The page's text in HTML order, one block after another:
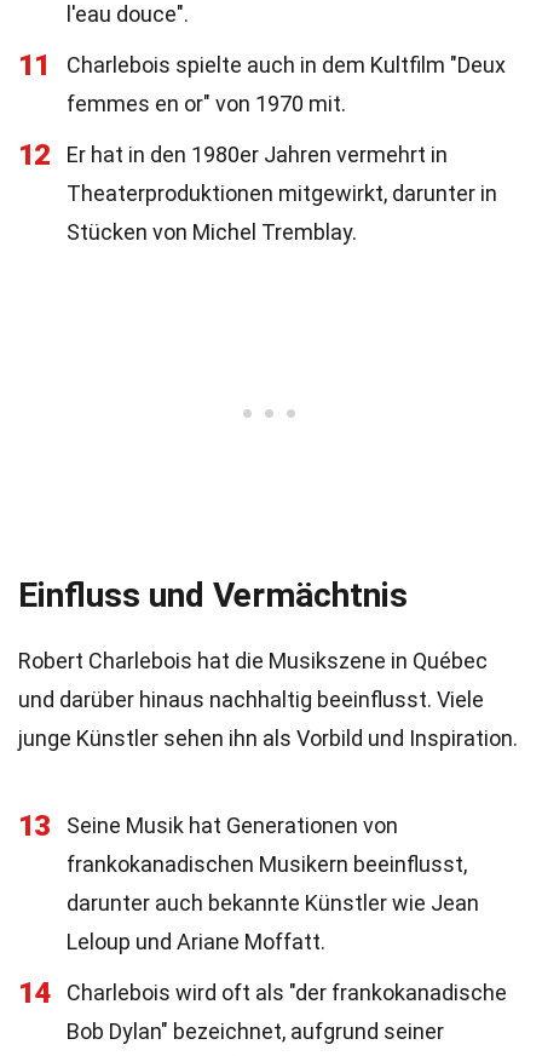
l'eau douce".
11
Charlebois spielte auch in dem Kultfilm "Deux
femmes en or" von 1970 mit.
12
Er hat in den 1980er Jahren vermehrt in
Theaterproduktionen mitgewirkt, darunter in
Stücken von Michel Tremblay.
Einfluss und Vermächtnis
Robert Charlebois hat die Musikszene in Québec
und darüber hinaus nachhaltig beeinflusst. Viele
junge Künstler sehen ihn als Vorbild und Inspiration.
13
Seine Musik hat Generationen von
frankokanadischen Musikern beeinflusst,
darunter auch bekannte Künstler wie Jean
Leloup und Ariane Moffatt.
14
Charlebois wird oft als "der frankokanadische
Bob Dylan" bezeichnet, aufgrund seiner